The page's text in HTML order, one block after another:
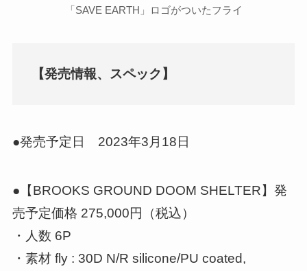
「SAVE EARTH」ロゴがついたフライ
【発売情報、スペック】
●発売予定日 2023年3月18日
●【BROOKS GROUND DOOM SHELTER】発
売予定価格 275,000円（税込）
・人数 6P
・素材 fly : 30D N/R silicone/PU coated,